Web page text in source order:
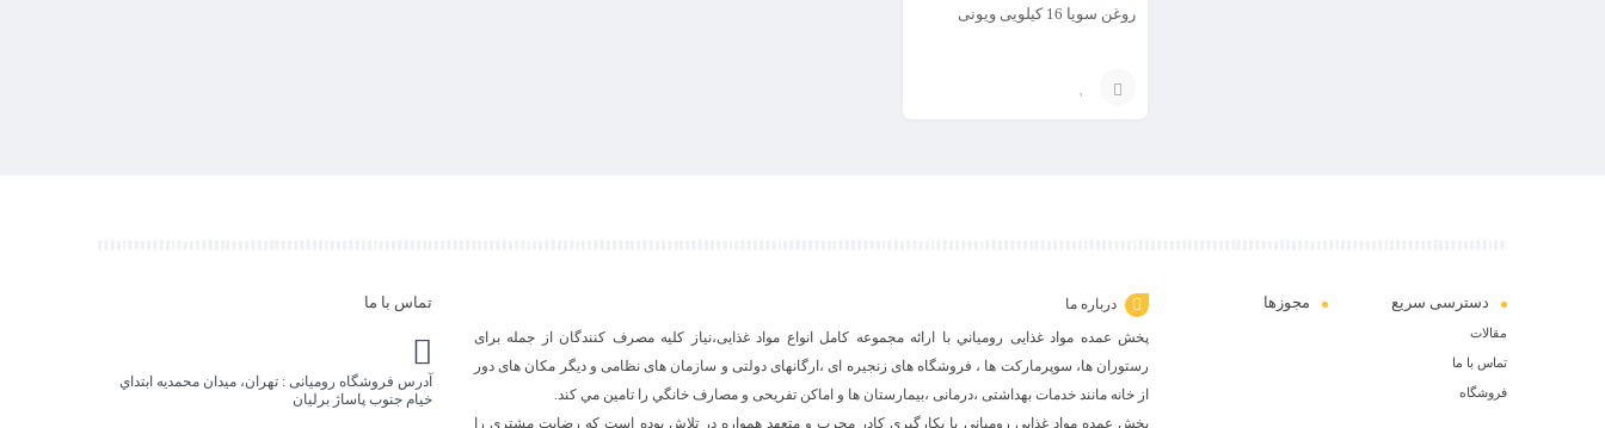
روغن سویا 16 کیلویی ویونی
دسترسی سریع
مقالات
تماس با ما
فروشگاه
مجوزها درباره ما
پخش عمده مواد غذایی رومياني با ارائه مجموعه كامل انواع مواد غذایی،نياز كليه مصرف كنندگان از جمله برای
رستوران ها، سوپرمارکت ها ، فروشگاه های زنجیره ای ،ارگانهای دولتی و سازمان های نظامی و دیگر مکان های دور
از خانه مانند خدمات بهداشتی ،درمانی ،بیمارستان ها و اماکن تفریحی و مصارف خانگي را تامین مي كند.
پخش عمده مواد غذایی رومياني با بكارگيري كادر مجرب و متعهد همواره در تلاش بوده است كه رضايت مشتري را
تماس با ما
آدرس فروشگاه رومیانی : تهران، ميدان محمديه ابتداي
خيام جنوب پاساژ برليان